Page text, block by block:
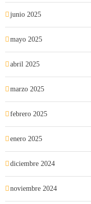
junio 2025
mayo 2025
abril 2025
marzo 2025
febrero 2025
enero 2025
diciembre 2024
noviembre 2024